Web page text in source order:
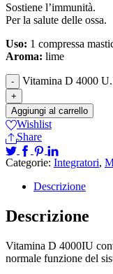
Sostiene l’immunità.
Per la salute delle ossa.
Uso: 1 compressa
Aroma: lime
Vitamina D 4000
Aggiungi al carrello
Wishlist
Share
Categorie: Integratori,
Descrizione
Descrizione
Vitamina D 4000IU
normale funzione del